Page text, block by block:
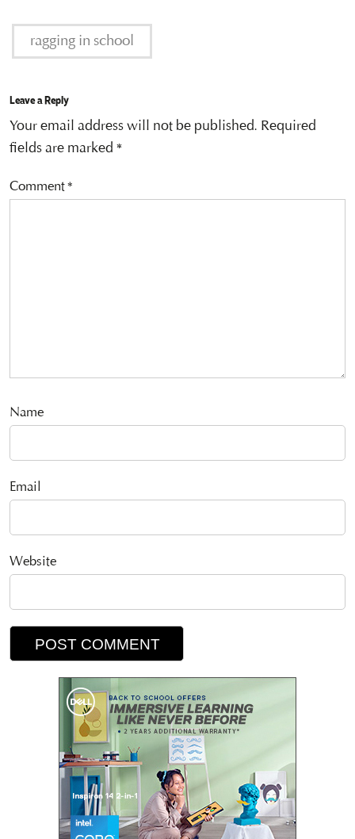
ragging in school
Leave a Reply
Your email address will not be published. Required
fields are marked *
Comment*
Name
Email
Website